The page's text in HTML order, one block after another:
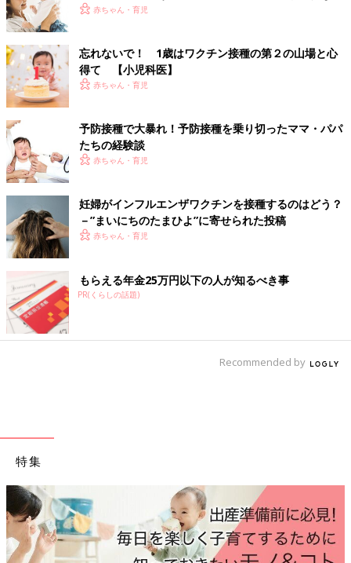
い続けている太田先生。予防接種について、赤
最新情報を発信します。今回は1歳での接種に
ついてがテーマです。
昨日、遊んだ子のママから「うちの子、水ぼうそうになったの。
うつしちゃったかも…」と連絡を受けたら、どんなママでもアタ
フタしてしまいますよね。MRワクチンやおたふくかぜワクチン
と合わせて、受けられる時期が来たら積極的に受けましょう。
（文・ひよこクラブ編集部）
■参考： 「いつでもどこでもHAPPY育児生活ガイドBOOK」
ネッセコーポレーション刊）
監修／【小児科医】山中龍宏 先生
初回公開日 2018/09/03
育児中におススメのアプリ
アプリ「まいにちのたまひよ」
妊娠日数・生後日数に合わせて専門家のアドバイスを毎日お届
由とは？【小児科医】
赤ちゃん・育児
忘れないで！ 1歳はワクチン接種の第２の山場と心
得て 【小児科医】
赤ちゃん・育児
予防接種で大暴れ！予防接種を乗り切ったママ・パパ
たちの経験談
赤ちゃん・育児
妊婦がインフルエンザワクチンを接種するのはどう？
－”まいにちのたまひよ”に寄せられた投稿
赤ちゃん・育児
もらえる年金25万円以下の人が知るべき事
PR(くらしの話題)
Recommended by
特集